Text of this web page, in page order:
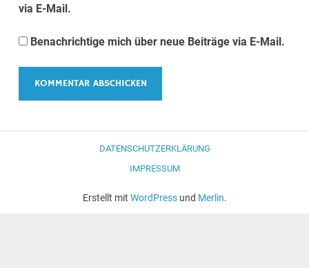
via E-Mail.
Benachrichtige mich über neue Beiträge via E-Mail.
DATENSCHUTZERKLÄRUNG
IMPRESSUM
Erstellt mit WordPressund Merlin.